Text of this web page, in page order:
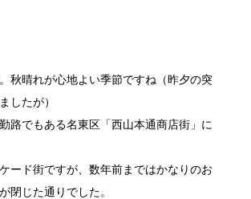
秋晴れが心地よい季節ですね（昨夕の突
したが）
路でもある名東区「西山本通商店街」に
ード街ですが、数年前まではかなりのお
閉じた通りでした。